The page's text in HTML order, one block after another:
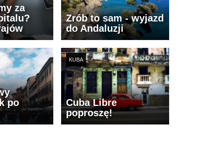
za
Zrób to sam - wyjazd
do Andaluzji
po
KUBA
Cuba Libre
poproszę!